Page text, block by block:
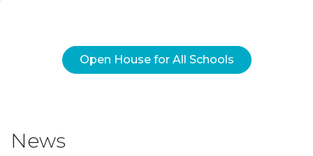
Open House for All Schools
News